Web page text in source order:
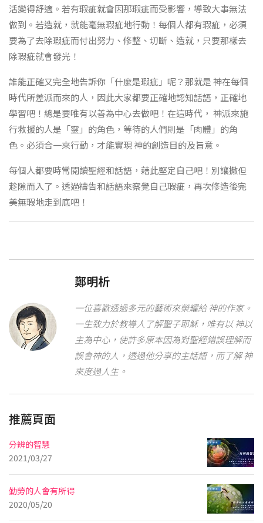
活變得舒適。若有瑕疵就會因那瑕疵而受影響，導致大事無法
做到。若造就，就能毫無瑕疵地行動！每個人都有瑕疵，必須
要為了去除瑕疵而付出努力、修整、切斷、造就，只要那樣去
除瑕疵就會發光！
誰能正確又完全地告訴你「什麼是瑕疵」呢？那就是 神在每個
時代所差派而來的人，因此大家都要正確地認知話語，正確地
學習吧！總是要唯有以善為中心去做吧！在這時代， 神派來施
行救援的人是「靈」的角色，等待的人們則是「肉體」的角
色。必須合一來行動，才能實現 神的創造目的及旨意。
每個人都要時常閱讀聖經和話語，藉此堅定自己吧！別讓撒但
趁隙而入了。透過禱告和話語來察覺自己瑕疵，再次修造後完
美無瑕地走到底吧！
鄭明析
一位喜歡透過多元的藝術來榮耀給 神的作家。
一生致力於教導人了解聖子耶穌，唯有以 神以
主為中心，使許多原本因為對聖經錯誤理解而
誤會神的人，透過他分享的主話語，而了解 神
來度過人生。
推薦頁面
分辨的智慧
2021/03/27
勤勞的人會有所得
2020/05/20